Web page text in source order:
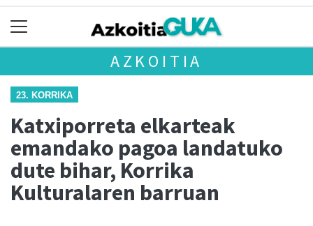
AZKOITIA
23. KORRIKA
Katxiporreta elkarteak
emandako pagoa landatuko
dute bihar, Korrika
Kulturalaren barruan